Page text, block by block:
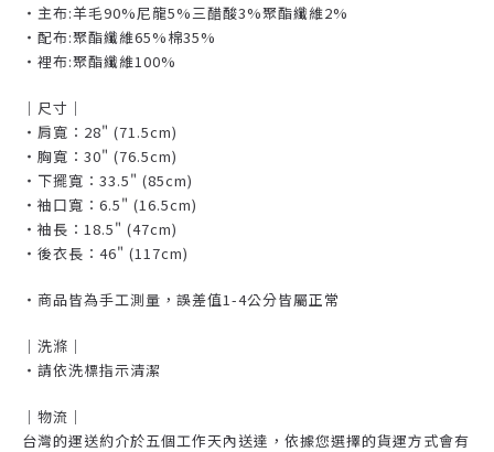
・主布:羊毛90%尼龍5%三醋酸3%聚酯纖維2%
・配布:聚酯纖維65%棉35%
・裡布:聚酯纖維100%
｜尺寸｜
・肩寬：28" (71.5cm)
・胸寬：30" (76.5cm)
・下擺寬：33.5" (85cm)
・袖口寬：6.5" (16.5cm)
・袖長：18.5" (47cm)
・後衣長：46" (117cm)
・商品皆為手工測量，誤差值1-4公分皆屬正常
｜洗滌｜
・請依洗標指示清潔
｜物流｜
台灣的運送約介於五個工作天內送達，依據您選擇的貨運方式會有